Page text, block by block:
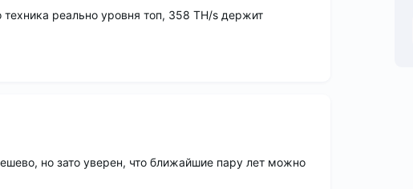
реально уровня топ, 358 TH/s держит
но зато уверен, что ближайшие пару лет можно